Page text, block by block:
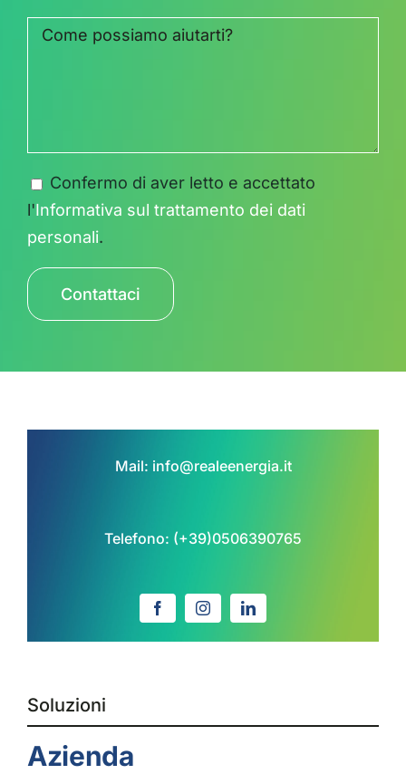
Confermo di aver letto e accettato
l'Informativa sul trattamento dei dati
personali.
Mail: info@realeenergia.it
Telefono: (+39)0506390765
Soluzioni
Azienda